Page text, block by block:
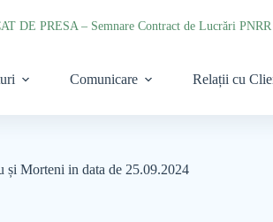
Comunicare Relații cu
și Morteni in data de 25.09.2024